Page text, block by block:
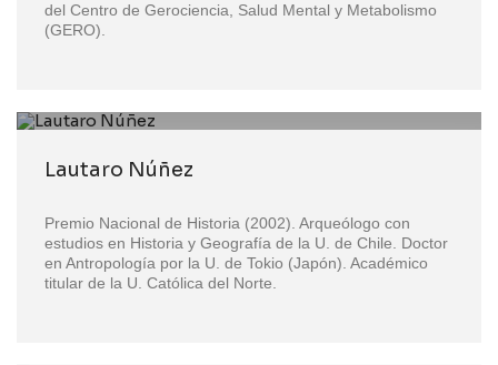
del Centro de Gerociencia, Salud Mental y Metabolismo
(GERO).
Lautaro Núñez
Premio Nacional de Historia (2002). Arqueólogo con
estudios en Historia y Geografía de la U. de Chile. Doctor
en Antropología por la U. de Tokio (Japón). Académico
titular de la U. Católica del Norte.